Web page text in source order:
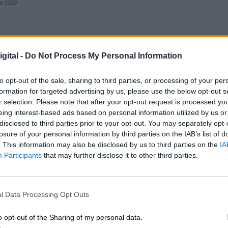
- Do Not Process My Personal Information
opt-out of the sale, sharing to third parties, or processing of your
for targeted advertising by us, please use the below opt-out
selection. Please note that after your opt-out request is processed
interest-based ads based on personal information utilized by us
to third parties prior to your opt-out. You may separately
of your personal information by third parties on the IAB’s list of
This information may also be disclosed by us to third parties on the
Participants that may further disclose it to other third parties.
Data Processing Opt Outs
opt-out of the Sharing of my personal data.
2020
a toda esta situación, el Ministerio de Sanidad
la absolución de la cuarentena por parte de
las medidas, e incluso“tomar medidas
o la reducción del número de
su apoyo a las posibles medidas que se
(…) con preocupación la situación. (…)
vamos a dar apoyo”, ha exteriorizado Illa.
la llegada de otoño y con él; el inicio del curso
a sus respectivos hogares y el